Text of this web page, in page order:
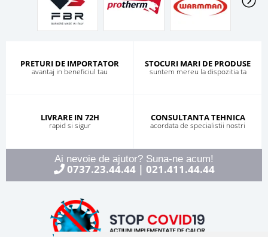
PRETURI DE IMPORTATOR
avantaj in beneficiul tau
STOCURI MARI DE PRODUSE
suntem mereu la dispozitia ta
LIVRARE IN 72H
rapid si sigur
CONSULTANTA TEHNICA
acordata de specialistii nostri
Ai nevoie de ajutor? Suna-ne acum!
0737.23.44.44| 021.411.44.44